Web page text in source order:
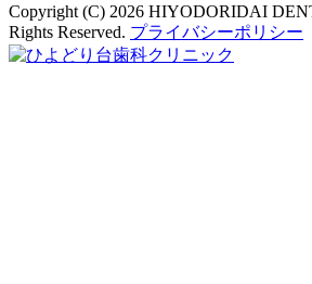
Copyright (C) 2026 HIYODORIDAI
Rights Reserved. プライバシーポリシー